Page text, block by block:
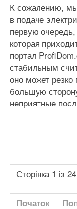
К сожалению,
в подаче
первую
которая
портал
стабильным
оно может
большую
неприятные
Сторінка 1 із 24
Початок